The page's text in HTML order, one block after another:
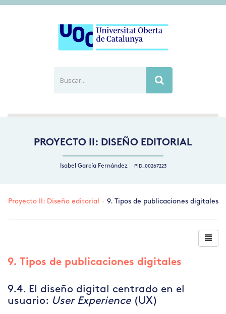
PROYECTO II: DISEÑO EDITORIAL
Isabel García Fernández PID_00267223
Proyecto II: Diseño editorial · 9. Tipos de publicaciones digitales
9. Tipos de publicaciones digitales
9.4. El diseño digital centrado en el
usuario: User Experience(UX)